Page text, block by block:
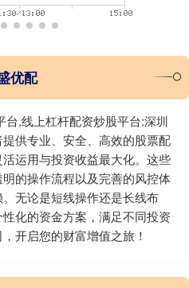
优配
台,线上杠杆配资炒股平台:深圳
供专业、安全、高效的股票配
运用与投资收益最大化。这些
的操作流程以及完善的风控体
无论是短线操作还是长线布
化的资金方案，满足不同投资
开启您的财富增值之旅！